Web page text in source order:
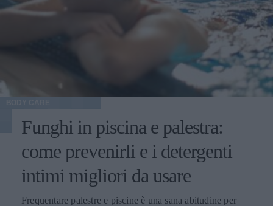
Funghi in piscina e palestra:
come prevenirli e i detergenti
intimi migliori da usare
Frequentare palestre e piscine è una sana abitudine per